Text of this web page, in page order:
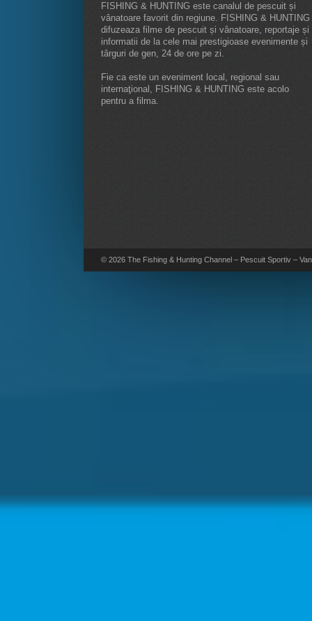
FISHING & HUNTING este canalul de pescuit și
vânatoare favorit din regiune. FISHING & HUNTING
difuzeaza filme de pescuit și vânatoare, reportaje și
informatii de la cele mai prestigioase evenimente și
târguri de gen, 24 de ore pe zi.
Fie ca este un eveniment local, regional sau
internaţional, FISHING & HUNTING este acolo
pentru a filma.
© 2026 The Fishing & Hunting Channel – Pescuit Sportiv –